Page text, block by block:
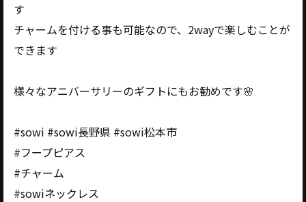
す
チャームを付ける事も可能なので、2wayで楽しむことが
できます
様々なアニバーサリーのギフトにもお勧めです🌸
#sowi #sowi長野県 #sowi松本市
#フープピアス
#チャーム
#sowiネックレス